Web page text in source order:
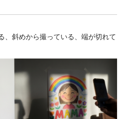
、斜めから撮っている、端が切れて